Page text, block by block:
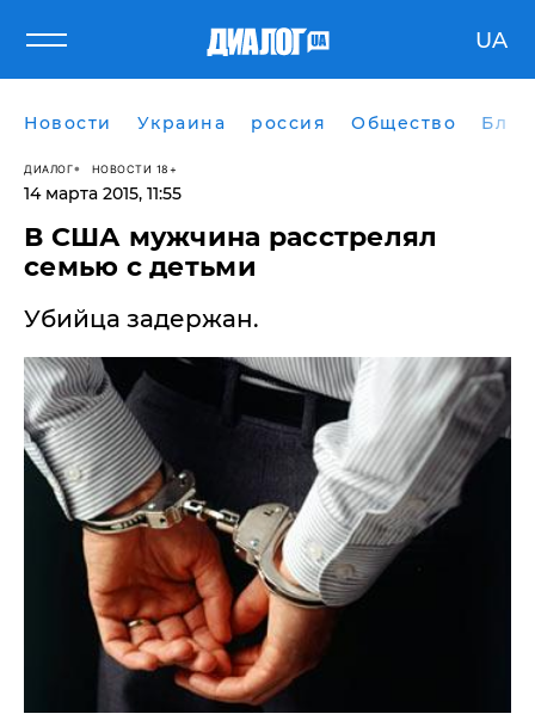
UA
Новости Украина россия Общество
ДИАЛОГ НОВОСТИ 18+
14 марта 2015, 11:55
В США мужчина расстрелял
семью с детьми
Убийца задержан.